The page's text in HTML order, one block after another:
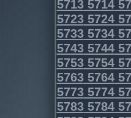
57135714
57235724
57335734
57435744
57535754
57635764
57735774
57835784